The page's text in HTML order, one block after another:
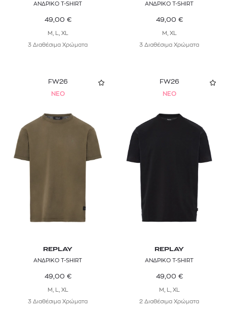
ΑΝΔΡΙΚΟ T-SHIRT
49,00 €
M, L, XL
3 Διαθέσιμα Χρώματα
ΑΝΔΡΙΚΟ T-SHIRT
49,00 €
M, XL
3 Διαθέσιμα Χρώματα
FW26
NEO
REPLAY
ΑΝΔΡΙΚΟ T-SHIRT
49,00 €
M, L, XL
3 Διαθέσιμα Χρώματα
FW26
NEO
REPLAY
ΑΝΔΡΙΚΟ T-SHIRT
49,00 €
M, L, XL
2 Διαθέσιμα Χρώματα